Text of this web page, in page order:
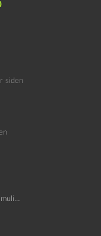
siden
Jeg havde også i overvejelse om der muligvis kunne være…